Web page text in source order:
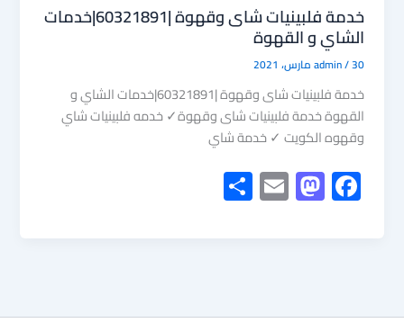
خدمة فلبينيات شاى وقهوة |60321891|خدمات
الشاي و القهوة
admin/30 مارس، 2021
خدمة فلبينيات شاى وقهوة |60321891|خدمات الشاي و
القهوة خدمة فلبينيات شاى وقهوة✓ خدمه فلبينيات شاي
وقهوه الكويت ✓ خدمة شاي
F
ac
M
as
E
m